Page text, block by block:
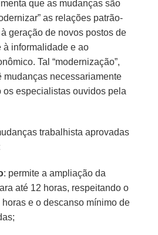
que as mudanças são
as relações patrão-
geração de novos postos de
à informalidade e ao
Tal “modernização”,
mudanças necessariamente
os especialistas ouvidos pela
trabalhista aprovadas
: permite a ampliação da
até 12 horas, respeitando o
horas e o descanso mínimo de